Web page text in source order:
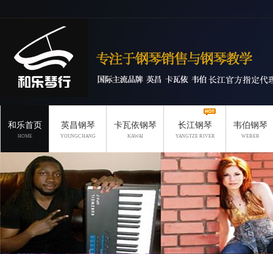
和乐首页
HOME
英昌钢琴
YOUNGCHANG
卡瓦依钢琴
KAWAI
长江钢琴
YANGTZE RIVER
韦伯钢琴
WEBER